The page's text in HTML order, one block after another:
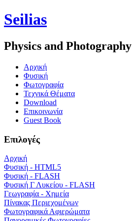
Seilias
Physics and Photography
Aρχική
Φυσική
Φωτογραφία
Τεχνικά Θέματα
Download
Επικοινωνία
Guest Book
Επιλογές
Αρχική
Φυσική - HTML5
Φυσική - FLASH
Φυσική Γ Λυκείου - FLASH
Γεωγραφία - Χημεία
Πίνακας Περιεχομένων
Φωτογραφικά Αφιερώματα